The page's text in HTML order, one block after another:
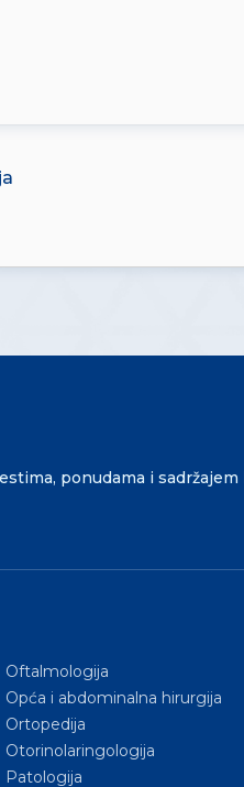
ponudama i sadržajem
Oftalmologija
Opća i abdominalna hirurgija
Ortopedija
Otorinolaringologija
Patologija